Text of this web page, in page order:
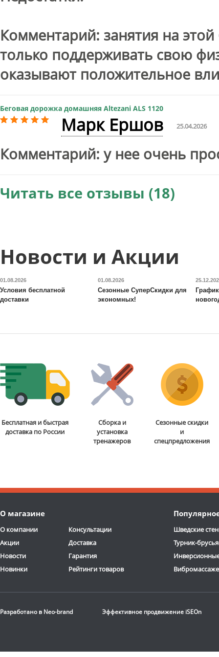
Комментарий: занятия на
только поддерживать свою
оказывают положительное
Беговая дорожка домашняя Altezani ALS 1120
Марк Ершов 25.04.2026
Комментарий: у нее очень
Читать все отзывы (18)
Новости и Акции
01.08.2026
Условия бесплатной
доставки
01.08.2026
Сезонные СуперСкидки для
экономных!
Бесплатная и быстрая
доставка по России
Сборка и
установка
тренажеров
Сезонные скидки
и
спецпредложения
О магазине
О компании
Акции
Новости
Новинки
Консультации
Доставка
Гарантия
Рейтинги товаров
Шведские
Турник-
Разработано в Neo-brand Эффективное продвижение iSEOn